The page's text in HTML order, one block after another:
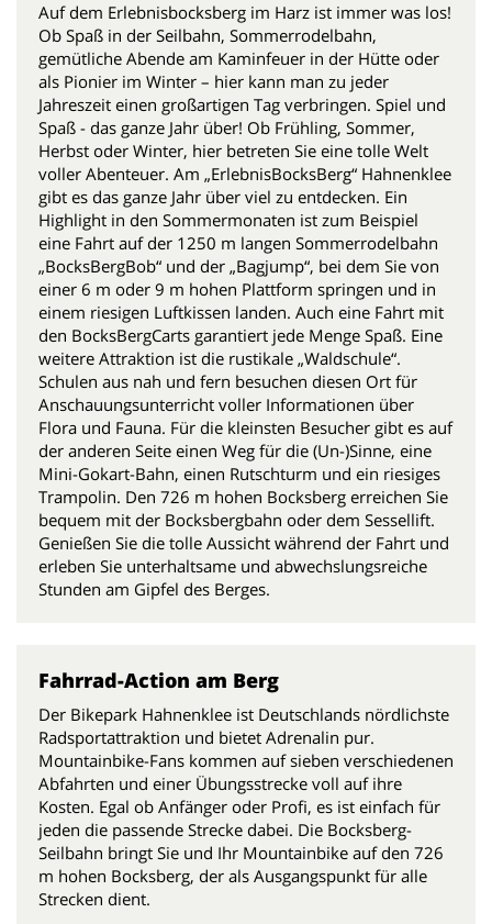
Auf dem Erlebnisbocksberg im Harz ist immer was los!
Ob Spaß in der Seilbahn, Sommerrodelbahn,
gemütliche Abende am Kaminfeuer in der Hütte oder
als Pionier im Winter – hier kann man zu jeder
Jahreszeit einen großartigen Tag verbringen. Spiel und
Spaß - das ganze Jahr über! Ob Frühling, Sommer,
Herbst oder Winter, hier betreten Sie eine tolle Welt
voller Abenteuer. Am „ErlebnisBocksBerg“ Hahnenklee
gibt es das ganze Jahr über viel zu entdecken. Ein
Highlight in den Sommermonaten ist zum Beispiel
eine Fahrt auf der 1250 m langen Sommerrodelbahn
„BocksBergBob“ und der „Bagjump“, bei dem Sie von
einer 6 m oder 9 m hohen Plattform springen und in
einem riesigen Luftkissen landen. Auch eine Fahrt mit
den BocksBergCarts garantiert jede Menge Spaß. Eine
weitere Attraktion ist die rustikale „Waldschule“.
Schulen aus nah und fern besuchen diesen Ort für
Anschauungsunterricht voller Informationen über
Flora und Fauna. Für die kleinsten Besucher gibt es auf
der anderen Seite einen Weg für die (Un-)Sinne, eine
Mini-Gokart-Bahn, einen Rutschturm und ein riesiges
Trampolin. Den 726 m hohen Bocksberg erreichen Sie
bequem mit der Bocksbergbahn oder dem Sessellift.
Genießen Sie die tolle Aussicht während der Fahrt und
erleben Sie unterhaltsame und abwechslungsreiche
Stunden am Gipfel des Berges.
Fahrrad-Action am Berg
Der Bikepark Hahnenklee ist Deutschlands nördlichste
Radsportattraktion und bietet Adrenalin pur.
Mountainbike-Fans kommen auf sieben verschiedenen
Abfahrten und einer Übungsstrecke voll auf ihre
Kosten. Egal ob Anfänger oder Profi, es ist einfach für
jeden die passende Strecke dabei. Die Bocksberg-
Seilbahn bringt Sie und Ihr Mountainbike auf den 726
m hohen Bocksberg, der als Ausgangspunkt für alle
Strecken dient.